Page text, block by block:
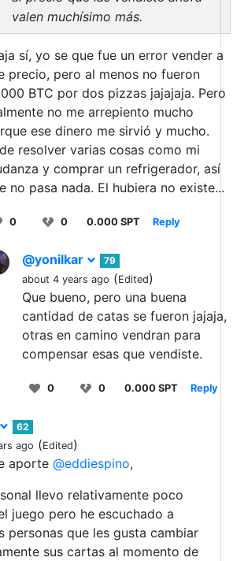
valen muchísimo más.
sí, yo se que fue un error vender a
precio, pero al menos no fueron
BTC por dos pizzas jajajaja. Pero
no me arrepiento mucho
ese dinero me sirvió y mucho.
resolver varias cosas como mi
y comprar un refrigerador, así
no pasa nada. El hubiera no existe...
0 0 0.000 SPT Reply
@yonilkar
79
about 4 years ago (Edited)
Que bueno, pero una buena
cantidad de catas se fueron jajaja,
otras en camino vendran para
compensar esas que vendiste.
0 0 0.000 SPT Reply
62
ago (Edited)
aporte @eddiespino,
llevo relativamente poco
juego pero he escuchado a
personas que les gusta cambiar
sus cartas al momento de